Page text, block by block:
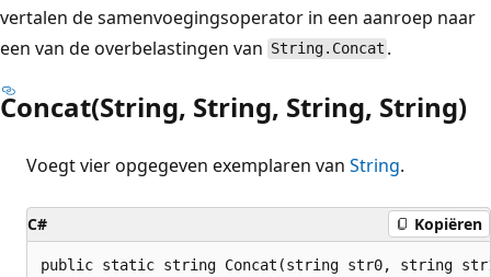
vertalen de samenvoegingsoperator in een aanroep naar
een van de overbelastingen van String.Concat .
Concat(String, String, String, String)
Voegt vier opgegeven exemplaren van String.
C# Kopiëren
public static string Concat(string str0, string